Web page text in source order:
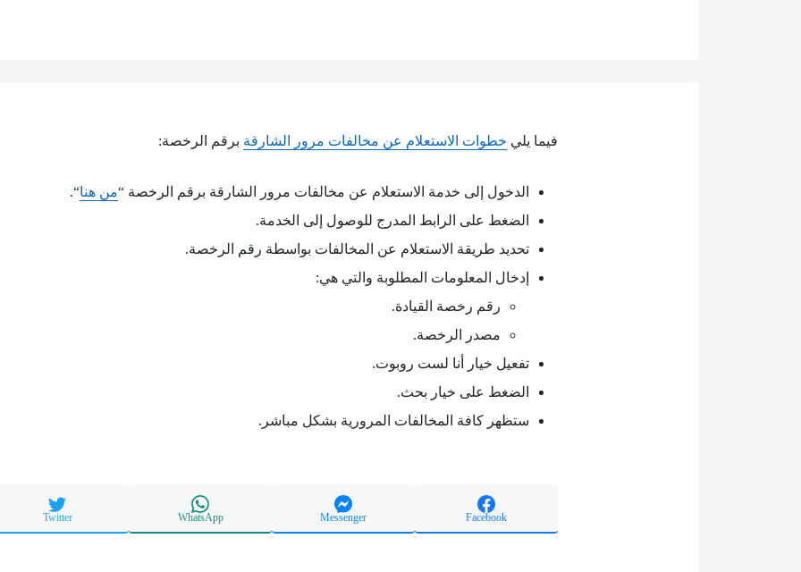
فيما يلي خطوات الاستعلام عن مخالفات مرور الشارقة برقم الرخصة:
الدخول إلى خدمة الاستعلام عن مخالفات مرور الشارقة برقم الرخصة “من هنا“.
الضغط على الرابط المدرج للوصول إلى الخدمة.
تحديد طريقة الاستعلام عن المخالفات بواسطة رقم الرخصة.
إدخال المعلومات المطلوبة والتي هي:
رقم رخصة القيادة.
مصدر الرخصة.
تفعيل خيار أنا لست روبوت.
الضغط على خيار بحث.
ستظهر كافة المخالفات المرورية بشكل مباشر.
Facebook
Messenger
WhatsApp
Twitter